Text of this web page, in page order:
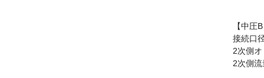
【中圧
接続口
2次側
2次側